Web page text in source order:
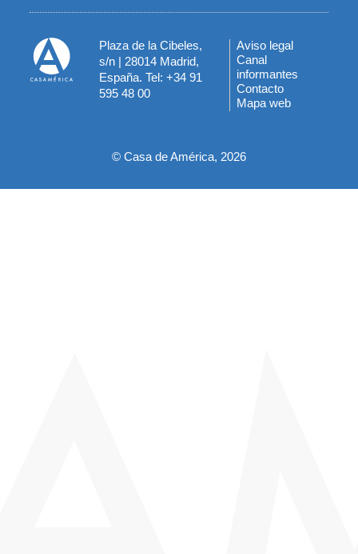
Plaza de la Cibeles,
s/n | 28014 Madrid,
España. Tel: +34 91
595 48 00
Menú
del
pie
Aviso legal
Canal
informantes
Contacto
Mapa web
© Casa de América, 2026